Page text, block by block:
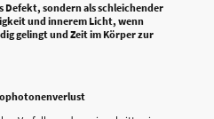
Defekt, sondern als schleichender
und innerem Licht, wenn
gelingt und Zeit im Körper zur